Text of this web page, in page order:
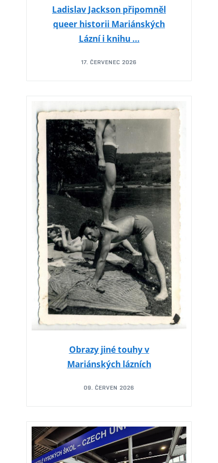
Ladislav Jackson připomněl
queer historii Mariánských
Lázní i knihu ...
17. ČERVENEC 2026
Obrazy jiné touhy v
Mariánských lázních
09. ČERVEN 2026